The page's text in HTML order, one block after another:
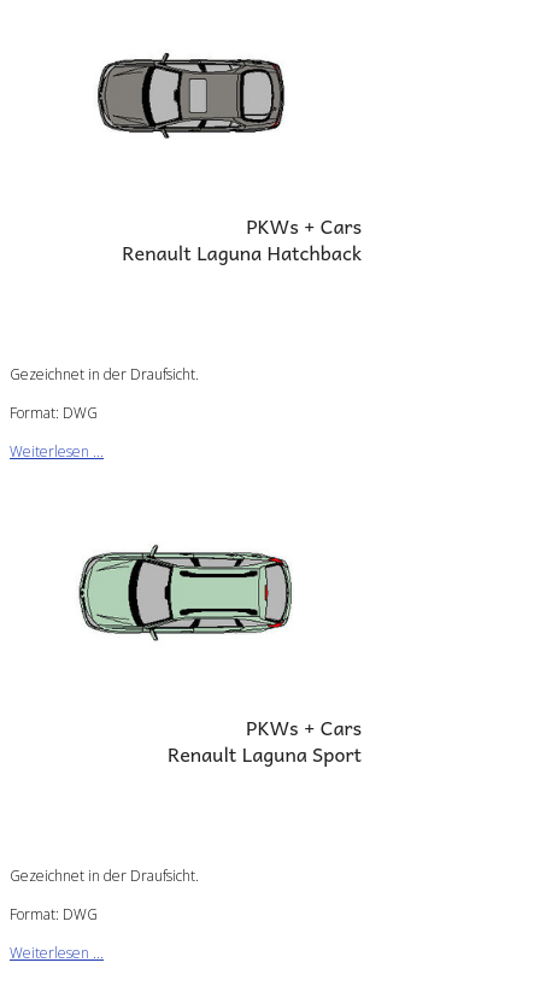
Gezeichnet in der Draufsicht.
Format: DWG
Weiterlesen ...
Gezeichnet in der Draufsicht.
Format: DWG
Weiterlesen ...